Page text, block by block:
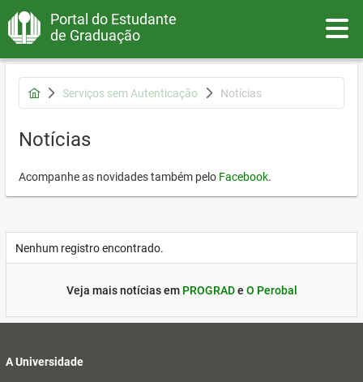
Portal do Estudante
de Graduação
Serviços sem Autenticação Notícias
Notícias
Acompanhe as novidades também pelo Facebook.
Nenhum registro encontrado.
Veja mais notícias em PROGRADe O Perobal
A Universidade